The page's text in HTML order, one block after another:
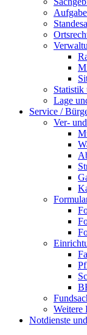
Statistik
Lage
Service /
Ver-
Weitere
Notdienste